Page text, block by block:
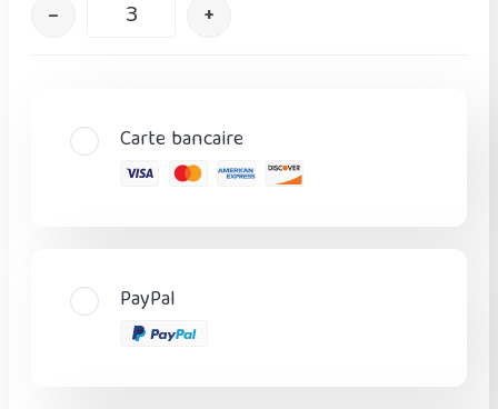
– +
Carte bancaire
PayPal